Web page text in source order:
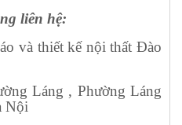
liên hệ:
và thiết kế nội thất Đào
Láng , Phường Láng
Nội